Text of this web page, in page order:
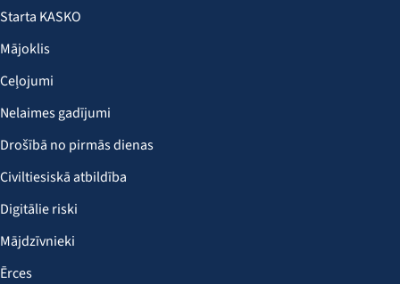
Starta KASKO
Mājoklis
Ceļojumi
Nelaimes gadījumi
Drošībā no pirmās dienas
Civiltiesiskā atbildība
Digitālie riski
Mājdzīvnieki
Ērces